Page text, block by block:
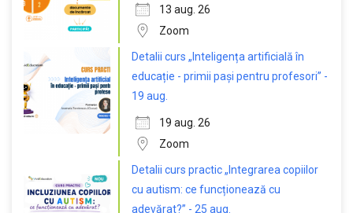
13 aug. 26
Zoom
Detalii curs „Inteligența artificială în
educație - primii pași pentru profesori” -
19 aug.
19 aug. 26
Zoom
Detalii curs practic „Integrarea copiilor
cu autism: ce funcționează cu
adevărat?” - 25 aug.